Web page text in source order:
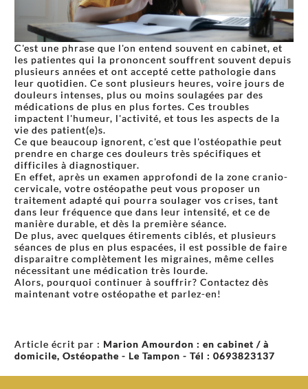
C'est une phrase que l'on entend souvent en cabinet, et
les patientes qui la prononcent souffrent souvent depuis
plusieurs années et ont accepté cette pathologie dans
leur quotidien. Ce sont plusieurs heures, voire jours de
douleurs intenses, plus ou moins soulagées par des
médications de plus en plus fortes. Ces troubles
impactent l'humeur, l'activité, et tous les aspects de la
vie des patient(e)s.
Ce que beaucoup ignorent, c'est que l'ostéopathie peut
prendre en charge ces douleurs très spécifiques et
difficiles à diagnostiquer.
En effet, après un examen approfondi de la zone cranio-
cervicale, votre ostéopathe peut vous proposer un
traitement adapté qui pourra soulager vos crises, tant
dans leur fréquence que dans leur intensité, et ce de
manière durable, et dès la première séance.
De plus, avec quelques étirements ciblés, et plusieurs
séances de plus en plus espacées, il est possible de faire
disparaitre complètement les migraines, même celles
nécessitant une médication très lourde.
Alors, pourquoi continuer à souffrir? Contactez dès
maintenant votre ostéopathe et parlez-en!
Article écrit par : Marion Amourdon : en cabinet / à
domicile, Ostéopathe - Le Tampon - Tél : 0693823137